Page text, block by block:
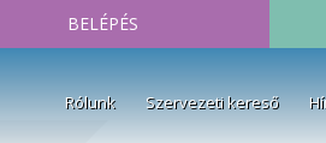
BELÉPÉS
Rólunk Szervezeti kereső